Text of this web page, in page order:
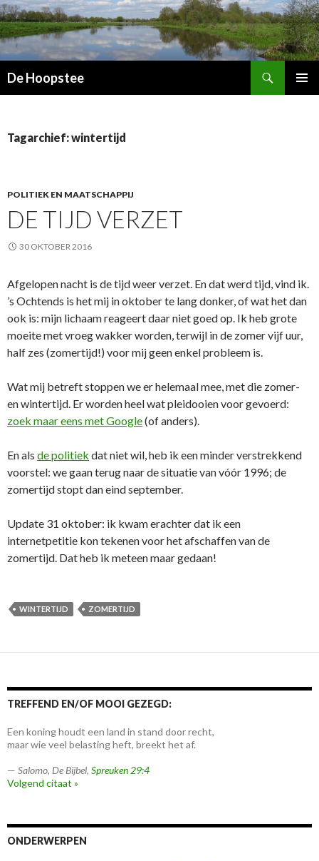
De Hoopstee
Tagarchief: wintertijd
POLITIEK EN MAATSCHAPPIJ
DE TIJD VERZET
30 OKTOBER 2016
Afgelopen nacht is de tijd weer verzet. En dat werd tijd, vind ik.
’s Ochtends is het mij in oktober te lang donker, of wat het dan
ook is: mijn lichaam reageert daar niet goed op. Ik heb grote
moeite met vroeg wakker worden, terwijl in de zomer vijf uur,
half zes (zomertijd!) voor mij geen enkel probleem is.
Wat mij betreft stoppen we er helemaal mee, met die zomer-
en wintertijd. Er worden heel wat pleidooien voor gevoerd:
zoek maar eens met Google(of anders).
En als de politiek dat niet wil, heb ik een minder verstrekkend
voorstel: we gaan terug naar de situatie van vóór 1996; de
zomertijd stopt dan eind september.
Update 31 oktober: ik kwam erachter dat ik een
internetpetitie kon tekenen voor het afschaffen van de
zomertijd. Dat heb ik meteen maar gedaan!
WINTERTIJD ZOMERTIJD
TREFFEND EN/OF MOOI GEZEGD:
Een koning houdt een land in stand door recht,
maar wie veel belasting heft, breekt het af.
— Salomo, De Bijbel, Spreuken 29:4
Volgend citaat »
ONDERWERPEN